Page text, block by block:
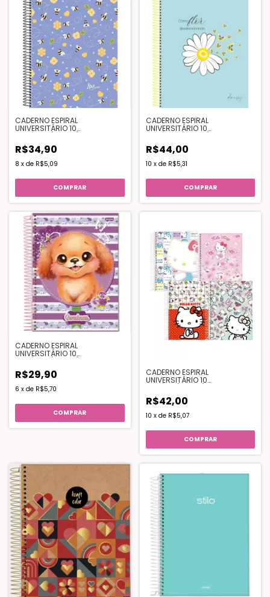
CADERNO ESPIRAL
UNIVERSITÁRIO 10
R$34,90
8 x de R$5,09
COMPRAR
CADERNO ESPIRAL
UNIVERSITÁRIO 10
R$44,00
10 x de R$5,31
COMPRAR
CADERNO ESPIRAL
UNIVERSITÁRIO 10
SWEETNESS
R$29,90
6 x de R$5,70
COMPRAR
CADERNO ESPIRAL
UNIVERSITÁRIO 10
R$42,00
10 x de R$5,07
COMPRAR